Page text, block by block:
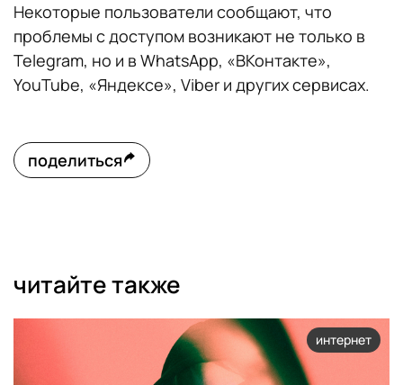
Некоторые пользователи сообщают, что
проблемы с доступом возникают не только в
Telegram, но и в WhatsApp, «ВКонтакте»,
YouTube, «Яндексе», Viber и других сервисах.
поделиться
читайте также
интернет